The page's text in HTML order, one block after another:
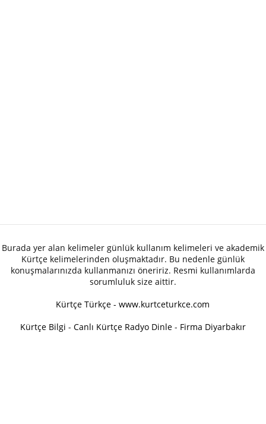
Burada yer alan kelimeler günlük kullanım kelimeleri ve akademik
Kürtçe kelimelerinden oluşmaktadır. Bu nedenle günlük
konuşmalarınızda kullanmanızı öneririz. Resmi kullanımlarda
sorumluluk size aittir.
Kürtçe Türkçe - www.kurtceturkce.com
Kürtçe Bilgi - Canlı Kürtçe Radyo Dinle - Firma Diyarbakır